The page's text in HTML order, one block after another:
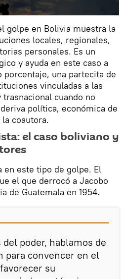
golpe en Bolivia muestra la
locales, regionales,
personales. Es un
y ayuda en este caso a
una partecita de
vinculadas a las
cuando no
política, económica de
coautora.
el caso boliviano y
en este tipo de golpe. El
el que derrocó a Jacobo
de Guatemala en 1954.
poder, hablamos de
para convencer en el
su